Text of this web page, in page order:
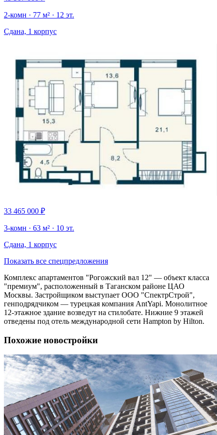
2-комн · 77 м² · 12 эт.
Сдана, 1 корпус
33 465 000 ₽
3-комн · 63 м² · 10 эт.
Сдана, 1 корпус
Показать все спецпредложения
Комплекс апартаментов "Рогожский вал 12" — объект класса
"премиум", расположенный в Таганском районе ЦАО
Москвы. Застройщиком выступает ООО "СпектрСтрой",
генподрядчиком — турецкая компания AntYapi. Монолитное
12-этажное здание возведут на стилобате. Нижние 9 этажей
отведены под отель международной сети Hampton by Hilton.
Похожие новостройки